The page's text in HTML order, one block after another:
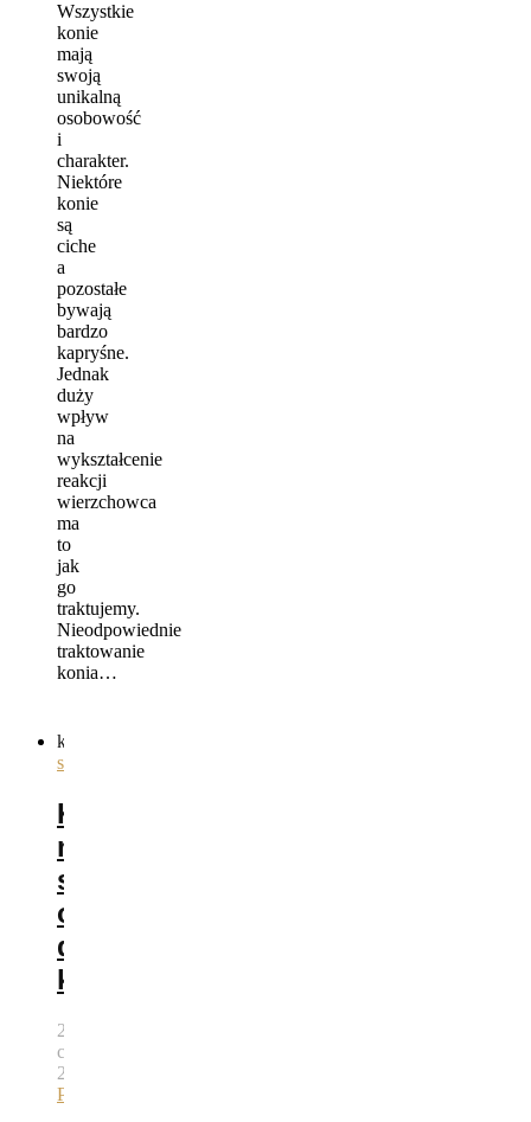
Wszystkie
konie
mają
swoją
unikalną
osobowość
i
charakter.
Niektóre
konie
są
ciche
a
pozostałe
bywają
bardzo
kapryśne.
Jednak
duży
wpływ
na
wykształcenie
reakcji
wierzchowca
ma
to
jak
go
traktujemy.
Nieodpowiednie
traktowanie
konia…
kategorie
sprzęt
Kiedy
należy
stosować
ochraniacze
dla
koni?
29
czerwca,
2015
Pawlik